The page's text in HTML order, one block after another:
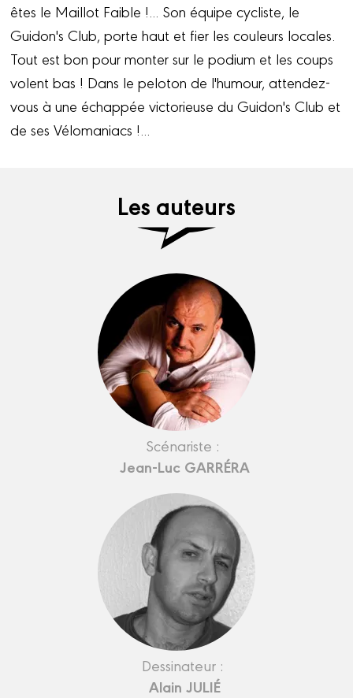
êtes le Maillot Faible !... Son équipe cycliste, le
Guidon's Club, porte haut et fier les couleurs locales.
Tout est bon pour monter sur le podium et les coups
volent bas ! Dans le peloton de l'humour, attendez-
vous à une échappée victorieuse du Guidon's Club et
de ses Vélomaniacs !...
Les auteurs
Scénariste :
Jean-Luc GARRÉRA
Dessinateur :
Alain JULIÉ